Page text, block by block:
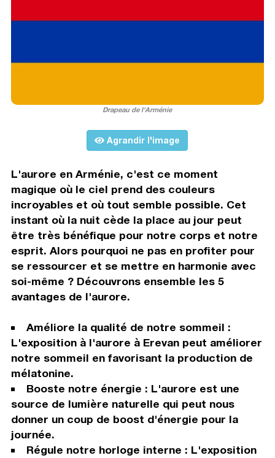
Drapeau de l'Arménie
Agrandir l'image
L'aurore en Arménie, c'est ce moment
magique où le ciel prend des couleurs
incroyables et où tout semble possible. Cet
instant où la nuit cède la place au jour peut
être très bénéfique pour notre corps et notre
esprit. Alors pourquoi ne pas en profiter pour
se ressourcer et se mettre en harmonie avec
soi-même ? Découvrons ensemble les 5
avantages de l'aurore.
Améliore la qualité de notre sommeil :
L'exposition à l'aurore à Erevan peut améliorer
notre sommeil en favorisant la production de
mélatonine.
Booste notre énergie : L'aurore est une
source de lumière naturelle qui peut nous
donner un coup de boost d'énergie pour la
journée.
Régule notre horloge interne : L'exposition